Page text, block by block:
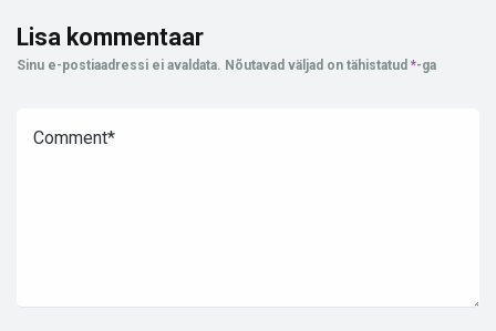
Lisa kommentaar
Sinu e-postiaadressi ei avaldata. Nõutavad väljad on tähistatud *-ga